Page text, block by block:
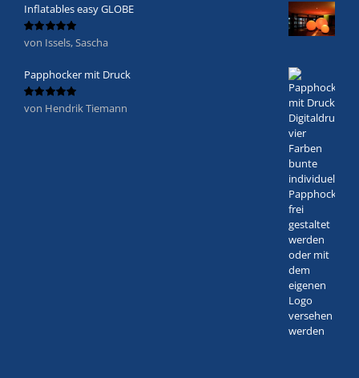
Inflatables easy GLOBE
Bewertet
von Issels, Sascha
Papphocker mit Druck
Bewertet
von Hendrik Tiemann